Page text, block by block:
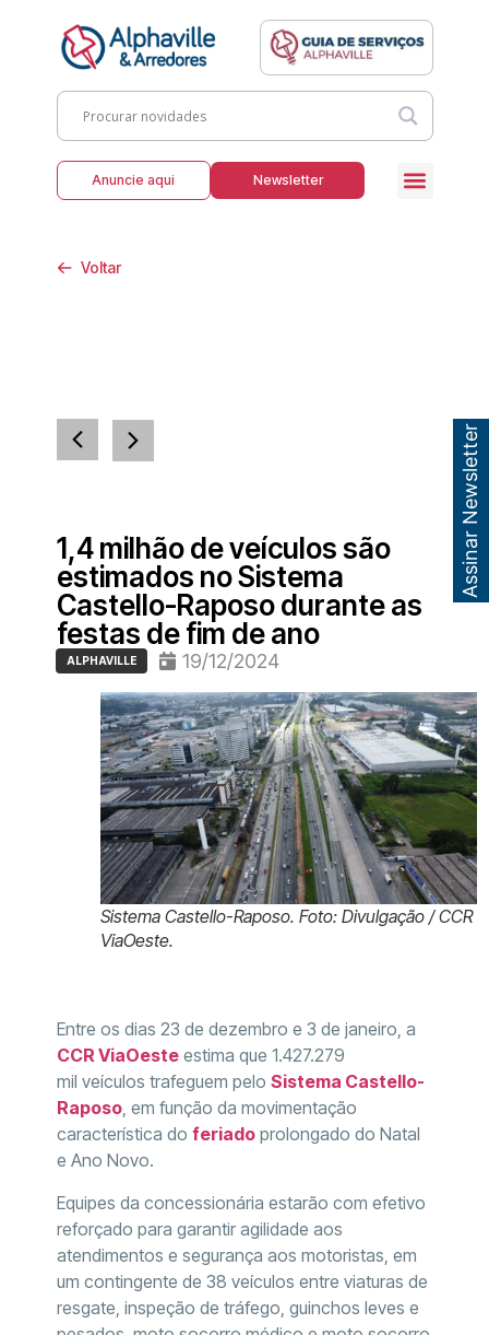
Anuncie aqui Newsletter
Voltar
1,4 milhão de veículos são
estimados no Sistema
Castello-Raposo durante as
festas de fim de ano
ALPHAVILLE 19/12/2024
Sistema Castello-Raposo. Foto: Divulgação / CCR
ViaOeste.
Entre os dias 23 de dezembro e 3 de janeiro, a
CCR ViaOeste estima que 1.427.279
mil veículos trafeguem pelo Sistema Castello-
Raposo, em função da movimentação
característica do feriado prolongado do Natal
e Ano Novo.
Equipes da concessionária estarão com efetivo
reforçado para garantir agilidade aos
atendimentos e segurança aos motoristas, em
um contingente de 38 veículos entre viaturas de
resgate, inspeção de tráfego, guinchos leves e
Assinar Newsletter